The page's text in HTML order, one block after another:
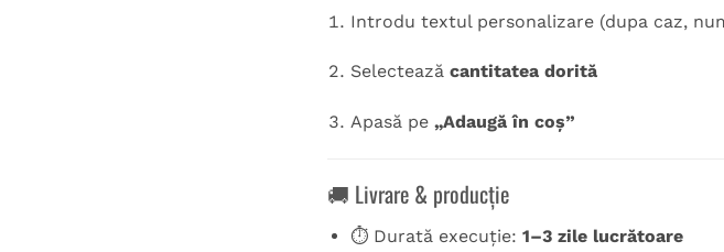
Introdu textul personalizare (dupa caz,
Selectează cantitatea dorită
Apasă pe „Adaugă în coș”
🚚 Livrare & producție
⏱️ Durată execuție: 1–3 zile lucrătoare